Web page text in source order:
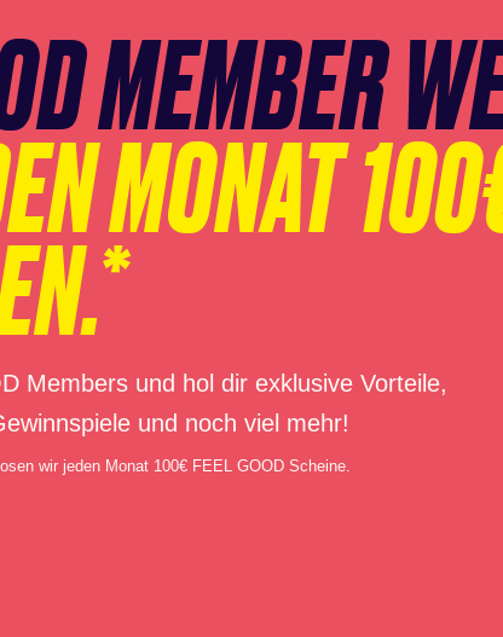
MEMBER
MONAT
Members und hol dir exklusive Vorteile,
und noch viel mehr!
wir jeden Monat 100€ FEEL GOOD Scheine.